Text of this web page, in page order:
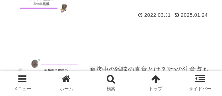
2022.03.31 2025.01.24
面接中の雑談の真意とは？3つの注意点も
メニュー ホーム 検索 トップ サイドバー